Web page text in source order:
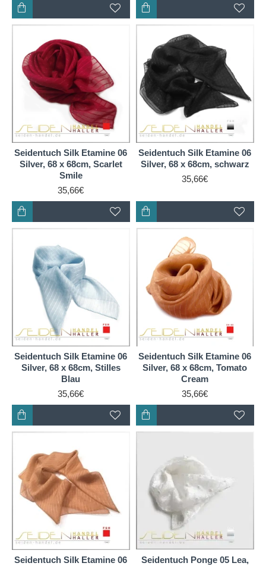
Seidentuch Silk Etamine 06
Silver, 68 x 68cm, Scarlet
Smile
35,66€
Seidentuch Silk Etamine 06
Silver, 68 x 68cm, schwarz
35,66€
Seidentuch Silk Etamine 06
Silver, 68 x 68cm, Stilles
Blau
35,66€
Seidentuch Silk Etamine 06
Silver, 68 x 68cm, Tomato
Cream
35,66€
Seidentuch Silk Etamine 06
Seidentuch Ponge 05 Lea,